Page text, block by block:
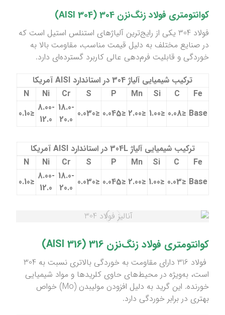
کوانتومتری فولاد زنگ‌نزن 304 (AISI 304)
فولاد 304 یکی از رایج‌ترین آلیاژهای استنلس استیل است که
در صنایع مختلف به دلیل قیمت مناسب، مقاومت بالا به
خوردگی و قابلیت فرم‌دهی عالی کاربرد گسترده‌ای دارد.
ترکیب شیمیایی آلیاژ 304 در استاندارد AISIآمریکا
Fe
C
Si
Mn
P
S
Cr
Ni
N
Base
≤0.08
≤1.00
≤2.00
≤0.045
≤0.030
18.0-
20.0
8.00-
12.0
≤0.10
ترکیب شیمیایی آلیاژ304L در استانداردAISI آمریکا
Fe
C
Si
Mn
P
S
Cr
Ni
N
Base
≤0.03
≤1.00
≤2.00
≤0.045
≤0.030
18.0-
20.0
8.00-
12.0
≤0.10
کوانتومتری فولاد زنگ‌نزن 316 (AISI 316)
فولاد 316 دارای مقاومت به خوردگی بالاتری نسبت به 304
است، به‌ویژه در محیط‌های حاوی کلریدها و مواد شیمیایی
خورنده. این گرید به دلیل افزودن مولیبدن (Mo) خواص
بهتری در برابر خوردگی دارد.